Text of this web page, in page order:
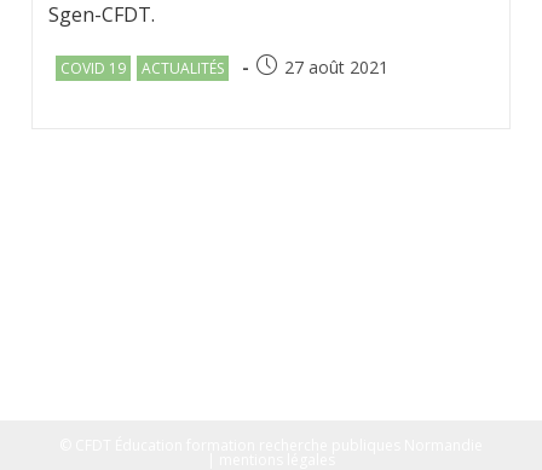
Sgen-CFDT.
Post
COVID 19 ACTUALITÉS
Post27 août 2021